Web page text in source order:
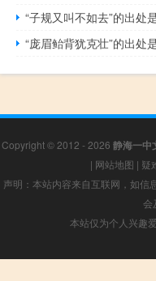
“子规又叫不如去”的出处
“庞眉鲐背犹克壮”的出处
Copyright © 2012 - 2026 静海一中
| 网站地图 | 疑
声明：本站内容来自互联网，如信
会
本站仅为个人兴趣